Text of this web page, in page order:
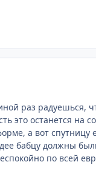
раз радуешься,
останется на
а вот
бабцу должны
по всей